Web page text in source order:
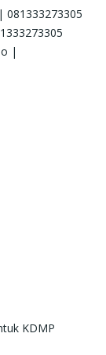
081333273305
|
KDMP